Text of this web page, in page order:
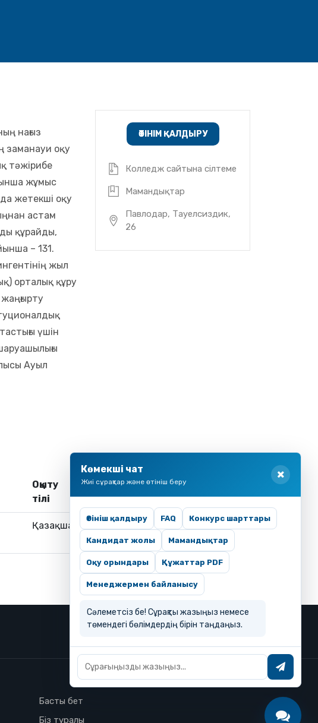
ӨТІНІМ ҚАЛДЫРУ
Колледж сайтына сілтеме
Мамандықтар
Павлодар, Тауелсиздик,
26
нағыз
заманауи оқу
тәжірибе
жұмыс
жетекші оқу
астам
құрайды,
– 131.
жыл
орталық құру
үшін
Ауыл
Оқыту
тілі
Қазақша
Басты бет
Біз туралы
Көмекші чат
Жиі сұрақтар және өтініш беру
Өтініш қалдыру FAQ Конкурс шарттары
Кандидат жолы Мамандықтар
Оқу орындары Құжаттар PDF
Менеджермен байланысу
Сәлеметсіз бе! Сұрақты жазыңыз немесе
төмендегі бөлімдердің бірін таңдаңыз.